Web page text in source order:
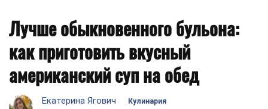
Лучше обыкновенного бульона:
как приготовить вкусный
американский суп на обед
Екатерина Ягович
Кулинария